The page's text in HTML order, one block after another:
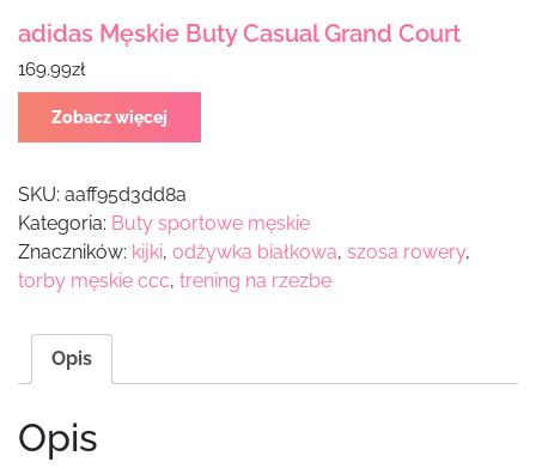
adidas Męskie Buty Casual Grand Court
169.99zł
Zobacz więcej
SKU: aaff95d3dd8a
Kategoria: Buty sportowe męskie
Znaczników: kijki, odżywka białkowa, szosa rowery,
torby męskie ccc, trening na rzezbe
Opis
Opis